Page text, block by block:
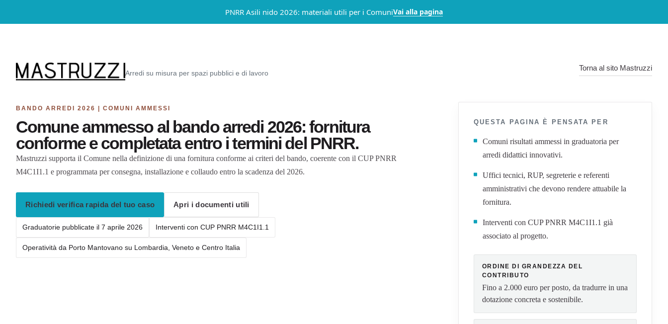
PNRR Asili nido 2026: materiali utili per i ComuniVai alla pagina
Arredi su misura per spazi pubblici e di lavoro
Torna al sito Mastruzzi
BANDO ARREDI 2026 | COMUNI AMMESSI
Comune ammesso al bando arredi 2026: fornitura
conforme e completata entro i termini del PNRR.
Mastruzzi supporta il Comune nella definizione di una fornitura conforme ai criteri del bando, coerente con il CUP PNRR
M4C1I1.1 e programmata per consegna, installazione e collaudo entro la scadenza del 2026.
Richiedi verifica rapida del tuo caso Apri i documenti utili
Graduatorie pubblicate il 7 aprile 2026 Interventi con CUP PNRR M4C1I1.1
Operatività da Porto Mantovano su Lombardia, Veneto e Centro Italia
QUESTA PAGINA È PENSATA PER
Comuni risultati ammessi in graduatoria per
arredi didattici innovativi.
Uffici tecnici, RUP, segreterie e referenti
amministrativi che devono rendere attuabile la
fornitura.
Interventi con CUP PNRR M4C1I1.1 già
associato al progetto.
ORDINE DI GRANDEZZA DEL
CONTRIBUTO
Fino a 2.000 euro per posto, da tradurre in una
dotazione concreta e sostenibile.